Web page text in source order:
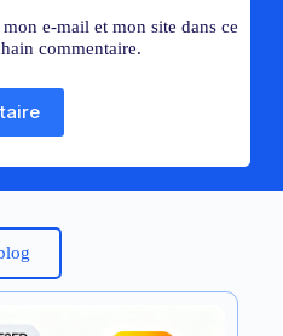
e-mail et mon site dans ce
commentaire.